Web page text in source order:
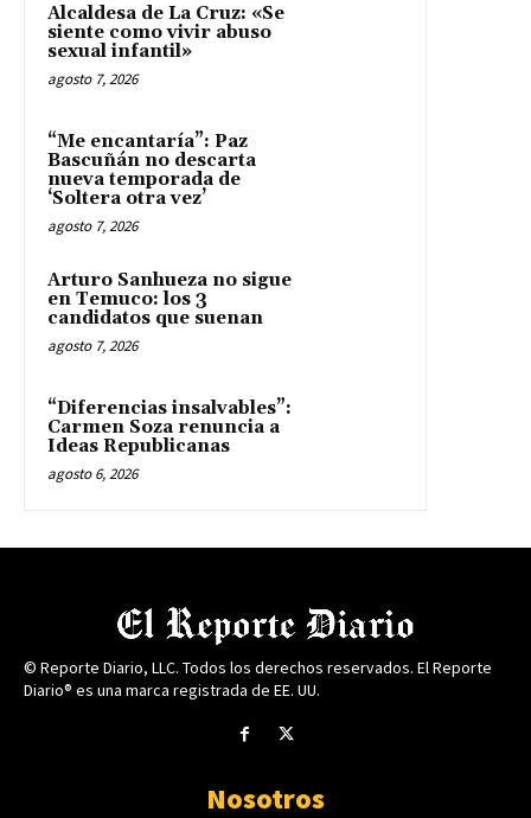
Alcaldesa de La Cruz: «Se
siente como vivir abuso
sexual infantil»
agosto 7, 2026
“Me encantaría”: Paz
Bascuñán no descarta
nueva temporada de
‘Soltera otra vez’
agosto 7, 2026
Arturo Sanhueza no sigue
en Temuco: los 3
candidatos que suenan
agosto 7, 2026
“Diferencias insalvables”:
Carmen Soza renuncia a
Ideas Republicanas
agosto 6, 2026
© Reporte Diario, LLC. Todos los derechos reservados. El Reporte
Diario® es una marca registrada de EE. UU.
Nosotros